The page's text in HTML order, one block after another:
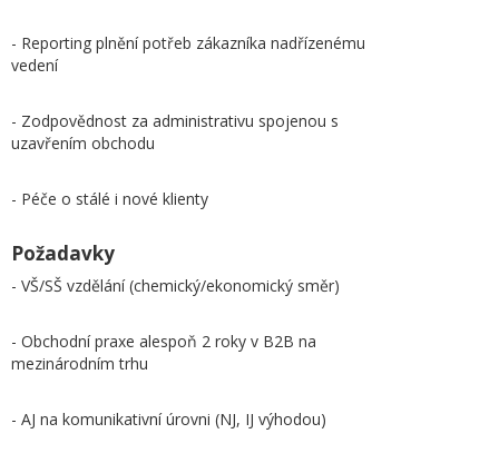
- Reporting plnění potřeb zákazníka nadřízenému
vedení
- Zodpovědnost za administrativu spojenou s
uzavřením obchodu
- Péče o stálé i nové klienty
Požadavky
- VŠ/SŠ vzdělání (chemický/ekonomický směr)
- Obchodní praxe alespoň 2 roky v B2B na
mezinárodním trhu
- AJ na komunikativní úrovni (NJ, IJ výhodou)